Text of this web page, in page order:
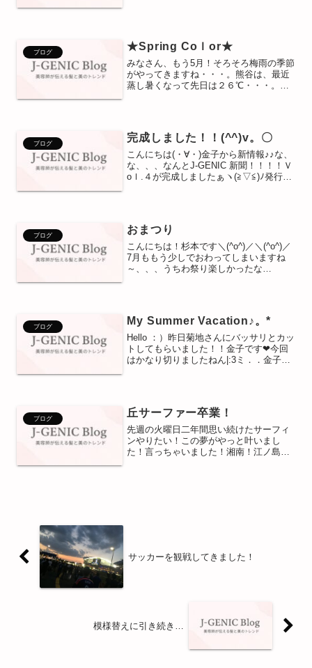
ブログ ★Spring Coｌor★
みなさん、もう5月！そろそろ梅雨の季節
がやってきますね・・・。熊谷は、最近
蒸し暑くなって先日は２６℃・・・。さ
は、スタイルチ...
ブログ 完成しました！！(^^)v。〇
こんにちは(・∀・)金子から新情報♪♪な、
な、、、なんとJ-GENIC 新聞！！！！Ｖ
oｌ.４が完成しましたぁヽ(≧▽≦)ﾉ発行人
ブログ おまつり
こんにちは！杉本です＼(^o^)／＼(^o^)／
7月ももう少しでおわってしまいますね
～、、、うちわ祭り楽しかったな
ブログ My Summer Vacation♪。*
Hello ：）昨日菊地さんにバッサリとカッ
トしてもらいました！！金子です❤今回
はかなり切りましたねん|:3ミ．．金子
走り回ってし...
ブログ 丘サーファー卒業！
先週の火曜日二年間思い続けたサーフィ
ンやりたい！この夢がやっと叶いまし
た！言っちゃいました！湘南！江ノ島や
サッカーを観戦してきました！
模様替えに引き続き…